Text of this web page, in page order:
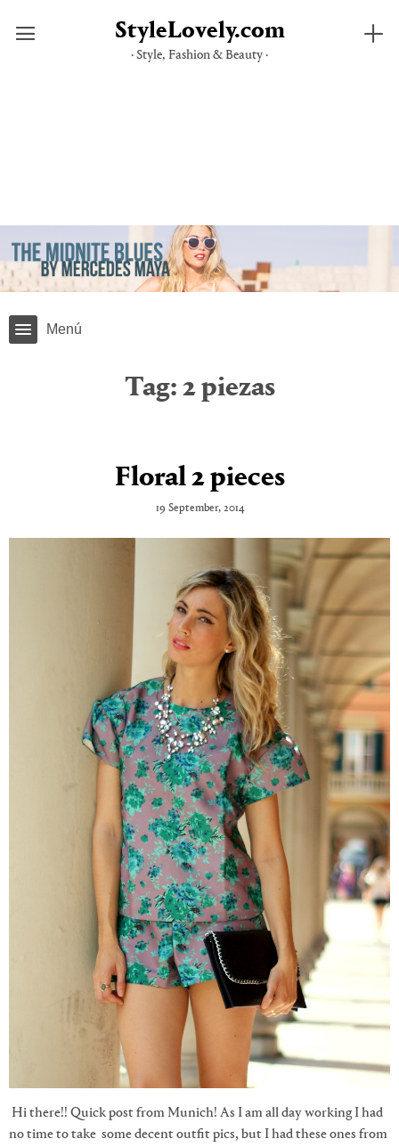
StyleLovely.com
· Style, Fashion & Beauty ·
Menú
Tag: 2 piezas
Floral 2 pieces
19 September, 2014
Hi there!! Quick post from Munich! As I am all day working I had
no time to take some decent outfit pics, but I had these ones from